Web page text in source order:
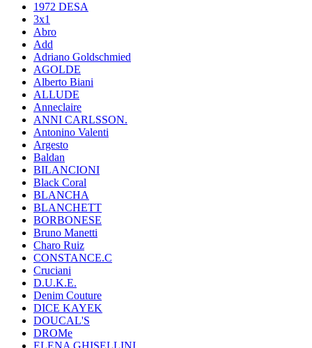
1972 DESA
3x1
Abro
Add
Adriano Goldschmied
AGOLDE
Alberto Biani
ALLUDE
Anneclaire
ANNI CARLSSON.
Antonino Valenti
Argesto
Baldan
BILANCIONI
Black Coral
BLANCHA
BLANCHETT
BORBONESE
Bruno Manetti
Charo Ruiz
CONSTANCE.C
Cruciani
D.U.K.E.
Denim Couture
DICE KAYEK
DOUCAL'S
DROMe
ELENA GHISELLINI